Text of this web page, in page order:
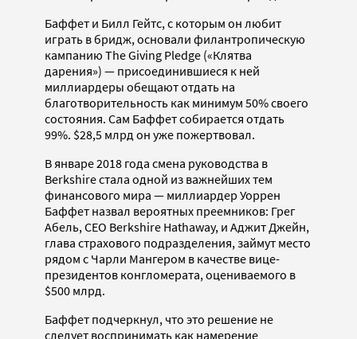
Баффет и Билл Гейтс, с которым он любит
играть в бридж, основали филантропическую
кампанию The Giving Pledge («Клятва
дарения») — присоединившиеся к ней
миллиардеры обещают отдать на
благотворительность как минимум 50% своего
состояния. Сам Баффет собирается отдать
99%. $28,5 млрд он уже пожертвовал.
В январе 2018 года смена руководства в
Berkshire стала одной из важнейших тем
финансового мира — миллиардер Уоррен
Баффет назвал вероятных преемников: Грег
Абель, CEO Berkshire Hathaway, и Аджит Джейн,
глава страхового подразделения, займут место
рядом с Чарли Мангером в качестве вице-
президентов конгломерата, оцениваемого в
$500 млрд.
Баффет подчеркнул, что это решение не
следует воспринимать как намерение